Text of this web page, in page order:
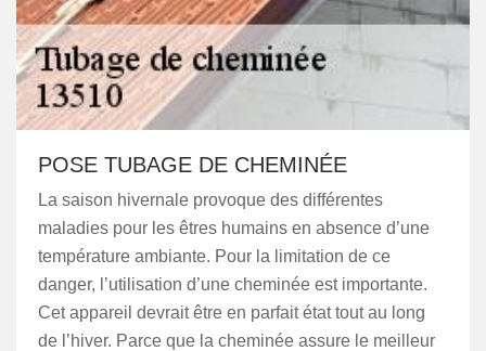
POSE TUBAGE DE CHEMINÉE
La saison hivernale provoque des différentes
maladies pour les êtres humains en absence d’une
température ambiante. Pour la limitation de ce
danger, l’utilisation d’une cheminée est importante.
Cet appareil devrait être en parfait état tout au long
de l’hiver. Parce que la cheminée assure le meilleur